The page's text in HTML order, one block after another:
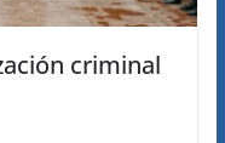
criminal